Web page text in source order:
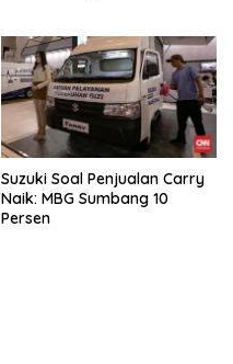
Suzuki Soal Penjualan Carry
Naik: MBG Sumbang 10
Persen